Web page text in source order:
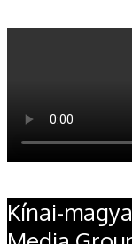
Kínai-